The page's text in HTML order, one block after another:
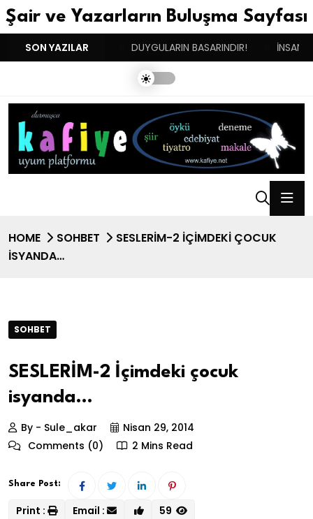
Şair ve Yazarların Buluşma Sayfası
SON YAZILAR
DOĞUM GÜNÜM! DUYGULARIN BASARINDIR!
HOME SOHBET
SESLERİM-2 İÇIMDEKI ÇOCUK
ISYANDA…
SOHBET
SESLERİM-2 İçimdeki çocuk
isyanda…
By - Sule_akar
Nisan 29, 2014
Comments (0)
2 Mins Read
Share Post:
Print : Email : 59